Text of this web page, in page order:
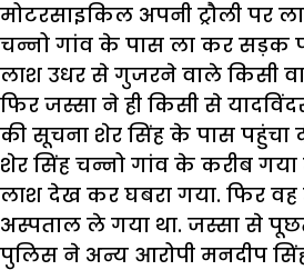
मोटरसाइकिल अपनी ट्रौली पर
चन्नो गांव के पास ला कर सड़क
लाश उधर से गुजरने वाले किसी
फिर जस्सा ने ही किसी से
की सूचना शेर सिंह के पास पहुंचा
शेर सिंह चन्नो गांव के करीब
लाश देख कर घबरा गया. फिर
अस्पताल ले गया था. जस्सा से
पुलिस ने अन्य आरोपी मनदीप